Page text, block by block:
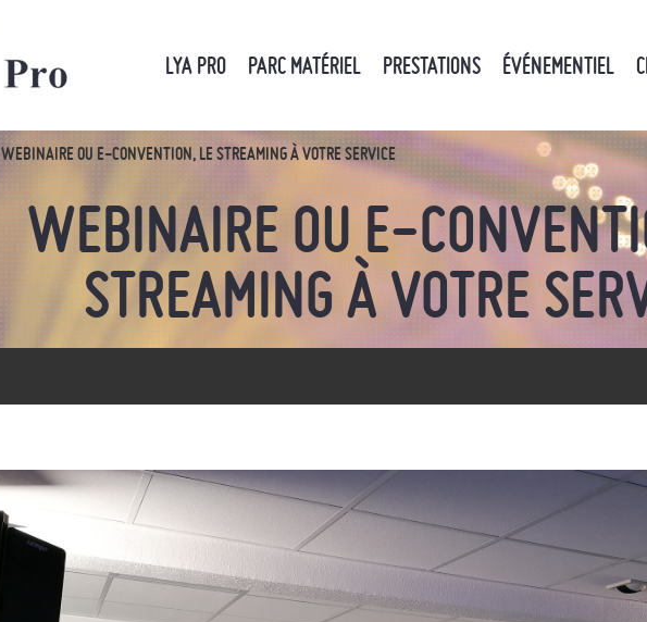
LYA PRO PARC MATÉRIEL PRESTATIONS ÉVÉNEMENTIEL
WEBINAIRE OU E-CONVENTION, LE STREAMING À VOTRE SERVICE
WEBINAIRE OU E-
STREAMING À VOTRE